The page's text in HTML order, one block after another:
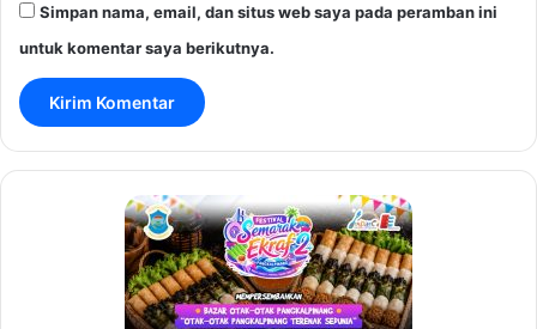
Simpan nama, email, dan situs web saya pada peramban ini
untuk komentar saya berikutnya.